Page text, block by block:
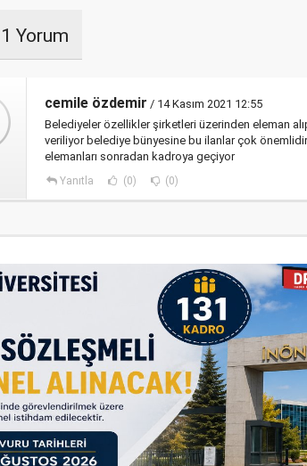
1 Yorum
cemile özdemir / 14 Kasım 2021 12:55
Belediyeler özellikler şirketleri üzerinden eleman
veriliyor belediye bünyesine bu ilanlar çok
elemanları sonradan kadroya geçiyor
Yanıtla (0) (0)